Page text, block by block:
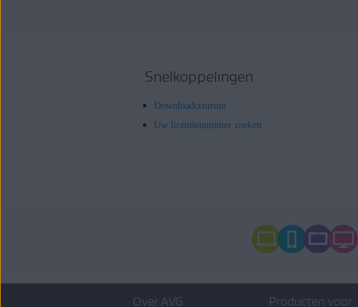
Snelkoppelingen
Downloadcentrum
Uw licentienummer zoeken
Over AVG Producten voor